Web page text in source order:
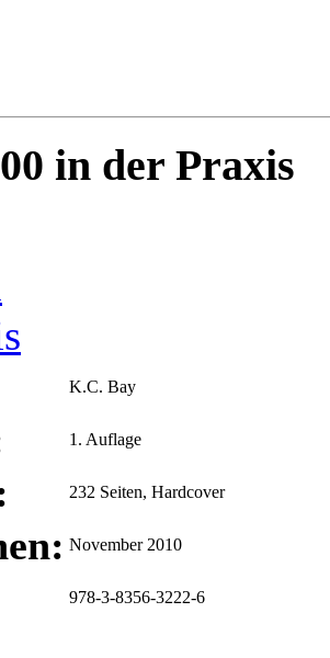
in der Praxis
K.C. Bay
1. Auflage
232 Seiten, Hardcover
November 2010
978-3-8356-3222-6